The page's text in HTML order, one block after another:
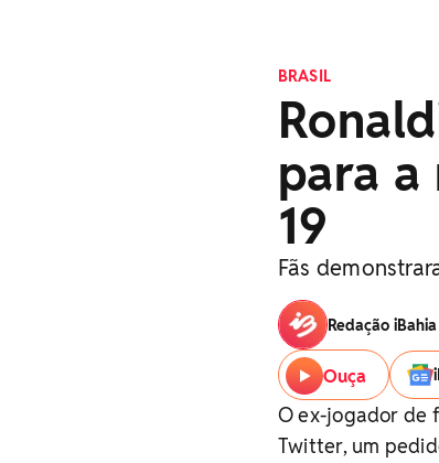
BRASIL
para a
19
Fãs
Redação iBahia
Ouça
O ex-jogador de
Twitter, um